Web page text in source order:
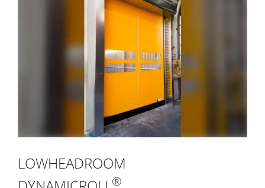
LOWHEADROOM
®